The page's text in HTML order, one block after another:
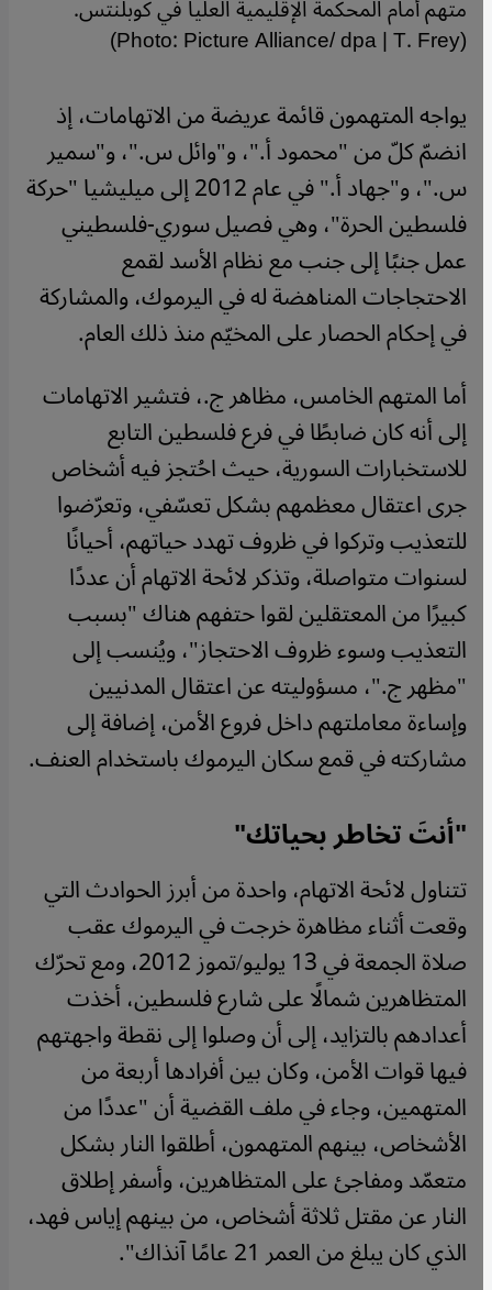
متهم أمام المحكمة الإقليمية العليا في كوبلنتس.
(Photo: Picture Alliance/ dpa | T. Frey)
يواجه المتهمون قائمة عريضة من الاتهامات، إذ
انضمّ كلّ من "محمود أ."، و"وائل س."، و"سمير
س."، و"جهاد أ." في عام 2012 إلى ميليشيا "حركة
فلسطين الحرة"، وهي فصيل سوري-فلسطيني
عمل جنبًا إلى جنب مع نظام الأسد لقمع
الاحتجاجات المناهضة له في اليرموك، والمشاركة
في إحكام الحصار على المخيّم منذ ذلك العام.
أما المتهم الخامس، مظاهر ج.، فتشير الاتهامات
إلى أنه كان ضابطًا في فرع فلسطين التابع
للاستخبارات السورية، حيث احُتجز فيه أشخاص
جرى اعتقال معظمهم بشكل تعسّفي، وتعرّضوا
للتعذيب وتركوا في ظروف تهدد حياتهم، أحيانًا
لسنوات متواصلة، وتذكر لائحة الاتهام أن عددًا
كبيرًا من المعتقلين لقوا حتفهم هناك "بسبب
التعذيب وسوء ظروف الاحتجاز"، ويُنسب إلى
"مظهر ج."، مسؤوليته عن اعتقال المدنيين
وإساءة معاملتهم داخل فروع الأمن، إضافة إلى
مشاركته في قمع سكان اليرموك باستخدام العنف.
"أنتَ تخاطر بحياتك"
تتناول لائحة الاتهام، واحدة من أبرز الحوادث التي
وقعت أثناء مظاهرة خرجت في اليرموك عقب
صلاة الجمعة في 13 يوليو/تموز 2012، ومع تحرّك
المتظاهرين شمالًا على شارع فلسطين، أخذت
أعدادهم بالتزايد، إلى أن وصلوا إلى نقطة واجهتهم
فيها قوات الأمن، وكان بين أفرادها أربعة من
المتهمين، وجاء في ملف القضية أن "عددًا من
الأشخاص، بينهم المتهمون، أطلقوا النار بشكل
متعمّد ومفاجئ على المتظاهرين، وأسفر إطلاق
النار عن مقتل ثلاثة أشخاص، من بينهم إياس فهد،
الذي كان يبلغ من العمر 21 عامًا آنذاك".